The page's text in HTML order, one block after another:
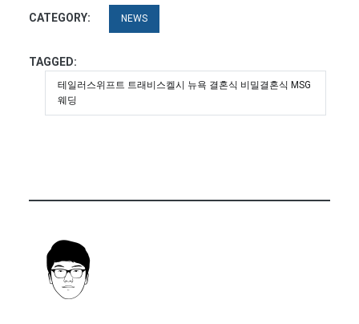
CATEGORY: NEWS
TAGGED:
테일러스위프트 트래비스켈시 뉴욕 결혼식 비밀결혼식 MSG
웨딩